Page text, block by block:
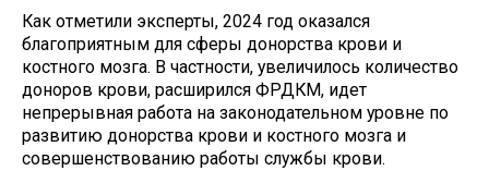
Как отметили эксперты, 2024 год оказался
благоприятным для сферы донорства крови и
костного мозга. В частности, увеличилось количество
доноров крови, расширился ФРДКМ, идет
непрерывная работа на законодательном уровне по
развитию донорства крови и костного мозга и
совершенствованию работы службы крови.